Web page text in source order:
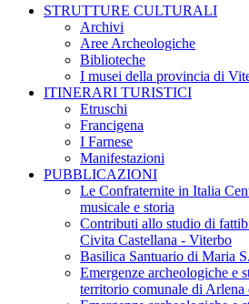
STRUTTURE CULTURALI
Archivi
Aree Archeologiche
Biblioteche
I musei della provincia di
ITINERARI TURISTICI
Etruschi
Francigena
I Farnese
Manifestazioni
PUBBLICAZIONI
Le Confraternite in Italia
musicale e storia
Contributi allo studio di
Civita Castellana - Viterbo
Basilica Santuario di Maria
Emergenze archeologiche e
territorio comunale di Arlena